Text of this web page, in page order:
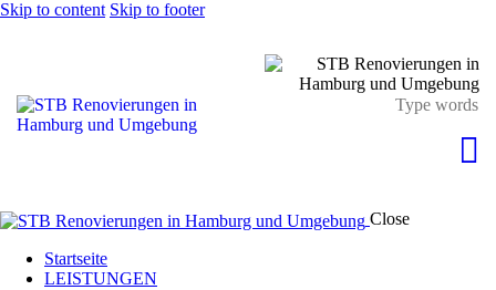
Skip to content Skip to footer
Close
Startseite
LEISTUNGEN